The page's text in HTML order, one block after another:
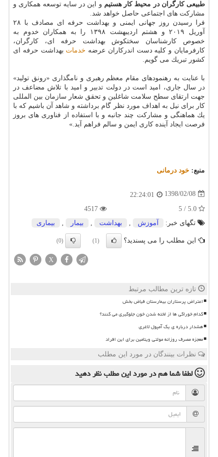
طبیعی كارگران در محیط كار هستیم و این در سایه توسعه همكاری و
مشاركت های اجتماعی حاصل خواهد شد.
فرا رسیدن روز جهانی ایمنی و بهداشت حرفه ای مصادف با ۲۸
آوریل ۲۰۱۹ و هشتم اردیبهشت ۱۳۹۸ را به همكاران خدوم به
خصوص كارشناسان سختكوش بهداشت حرفه ای، كارگران،
كارفرمایان و كلیه دست اندركاران عرضه خدمات بهداشت حرفه ای
كشور تبریك می گویم.
با عنایت به رهنمودهای مقام معظم رهبری و نامگذاری «رونق تولید»
در سال جاری، امید است در دولت تدبیر و امید با تلاش مضاعف در
جهت ارتقای سطح سلامت شاغلین و تحقق شعار سازمان بین المللی
كار برای نیل به اهداف مورد نظر گام برداشته و شاهد آن باشیم كه با
یك هماهنگی و مشاركت چند جانبه و با استفاده از فناوری های بروز
فرصت ایجاد آینده كاری ایمن و سالم فراهم آید.»
منبع: خود درمانی
1398/02/08
22:24:01
تگهای خبر:
آموزش بهداشت بیمار بیماری
این مطلب را می پسندید؟ (1)
(0)
X
تازه ترین مطالب مرتبط
اعتراض پرستاران بیمارستان فیاض بخش
کدام خوراکی ها از لخته شدن خون جلوگیری می کنند؟
هشدار درباره ی یک آمپول لاغری
معجزه مصرف روزانه مولتی ویتامین برای این افراد
نظرات بینندگان در مورد این مطلب
لطفا شما همدر مورد این مطلبنظر دهید